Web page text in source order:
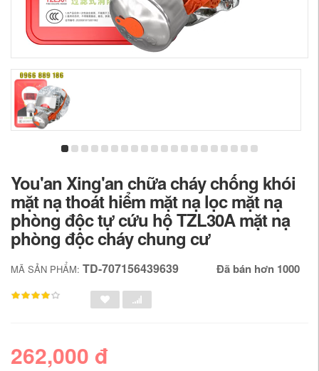
You'an Xing'an chữa cháy chống khói
mặt nạ thoát hiểm mặt nạ lọc mặt nạ
phòng độc tự cứu hộ TZL30A mặt nạ
phòng độc cháy chung cư
MÃ SẢN PHẨM: TD-707156439639 Đã bán hơn 1000
262,000 đ